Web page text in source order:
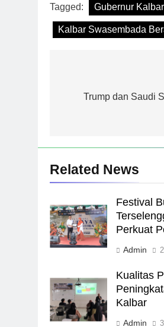
Tagged: Gubernur
Kalbar Swasembada
posTrump dan Saudi
Related News
Festival
Perkuat
Admin
Kualitas
Kalbar
Admin